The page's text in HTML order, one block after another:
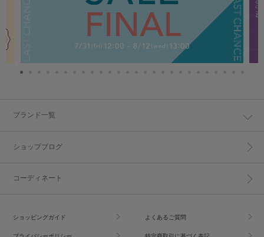
ブランド一覧
ショップブログ
コーディネート
ショッピングガイド よくあるご質問